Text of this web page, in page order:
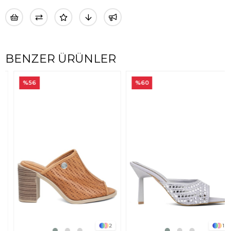
BENZER ÜRÜNLER
%56 %60